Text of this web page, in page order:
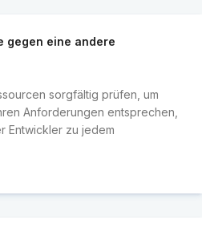
gegen eine andere
sorgfältig prüfen, um
Anforderungen entsprechen,
Entwickler zu jedem